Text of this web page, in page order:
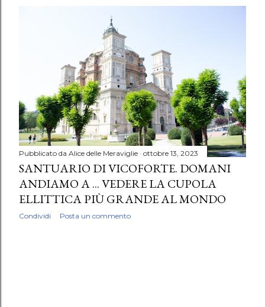
t
Pubblicato da Alice delle Meraviglie ottobre 13, 2023
SANTUARIO DI VICOFORTE. DOMANI
ANDIAMO A ... VEDERE LA CUPOLA
ELLITTICA PIÙ GRANDE AL MONDO
Condividi Posta un commento